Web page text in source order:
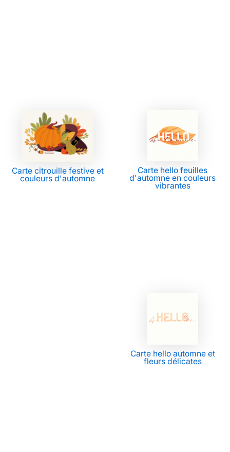
Carte citrouille festive et
couleurs d'automne
Carte hello feuilles
d'automne en couleurs
vibrantes
Carte hello automne et
fleurs délicates